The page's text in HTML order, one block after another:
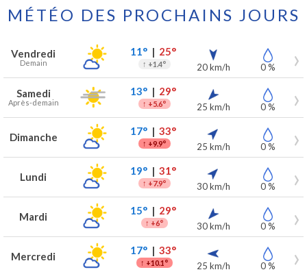
MÉTÉO DES PROCHAINS JOURS
Prévisions météo à Orp-Jauche pour les 7 prochains jours
Jour Météo Températures Vent Précipitations
Vendredi
Demain
11°| 25°
↑ +1.4° 20 km/h 0 %
Samedi
Après-demain
13°| 29°
↑ +5.6° 25 km/h 0 %
Dimanche 17°| 33°
↑ +9.9° 25 km/h 0 %
Lundi 19°| 31°
↑ +7.9° 30 km/h 0 %
Mardi 15°| 29°
↑ +6° 30 km/h 0 %
Mercredi 17°| 33°
↑ +10.1° 25 km/h 0 %